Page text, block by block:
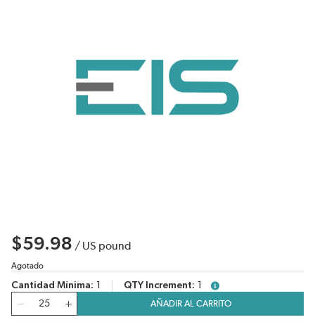
$59.98 / US pound
Agotado
Cantidad Mínima QTY Increment
more info
Cantidad
AÑADIR AL CARRITO